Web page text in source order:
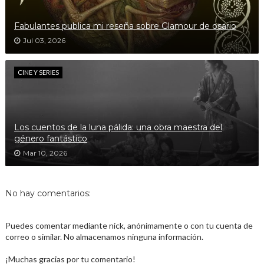
Fabulantes publica mi reseña sobre Glamour de osario
Jul 03, 2026
CINE Y SERIES
Los cuentos de la luna pálida: una obra maestra del
género fantástico
Mar 10, 2026
No hay comentarios:
Puedes comentar mediante nick, anónimamente o con tu cuenta de
correo o similar. No almacenamos ninguna información.
¡Muchas gracias por tu comentario!